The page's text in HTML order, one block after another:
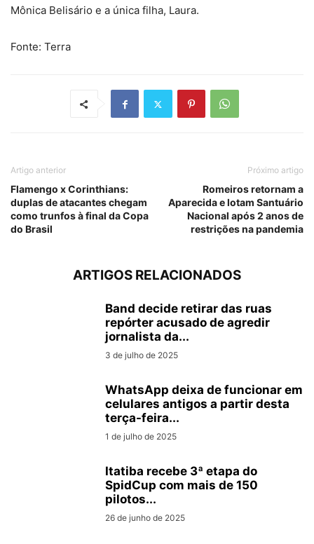
Mônica Belisário e a única filha, Laura.
Fonte: Terra
Artigo anterior
Flamengo x Corinthians:
duplas de atacantes chegam
como trunfos à final da Copa
do Brasil
Próximo artigo
Romeiros retornam a
Aparecida e lotam Santuário
Nacional após 2 anos de
restrições na pandemia
ARTIGOS RELACIONADOS
Band decide retirar das ruas
repórter acusado de agredir
jornalista da...
3 de julho de 2025
WhatsApp deixa de funcionar em
celulares antigos a partir desta
terça-feira...
1 de julho de 2025
Itatiba recebe 3ª etapa do
SpidCup com mais de 150
pilotos...
26 de junho de 2025